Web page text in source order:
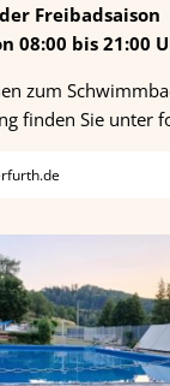
der Freibadsaison
08:00 bis 21:00
zum
finden Sie unter